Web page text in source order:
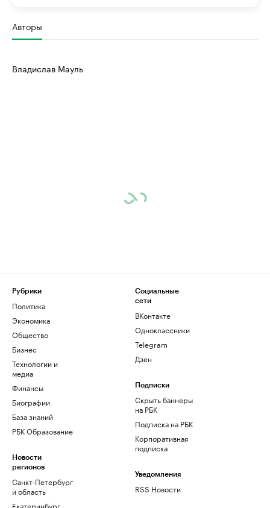
Авторы
Владислав Мауль
Рубрики
Политика
Экономика
Общество
Бизнес
Технологии и
медиа
Финансы
Биографии
База знаний
РБК Образование
Новости
регионов
Санкт-Петербург
и область
Екатеринбург
Социальные
сети
ВКонтакте
Одноклассники
Telegram
Дзен
Подписки
Скрыть баннеры
на РБК
Подписка на РБК
Корпоративная
подписка
Уведомления
RSS Новости